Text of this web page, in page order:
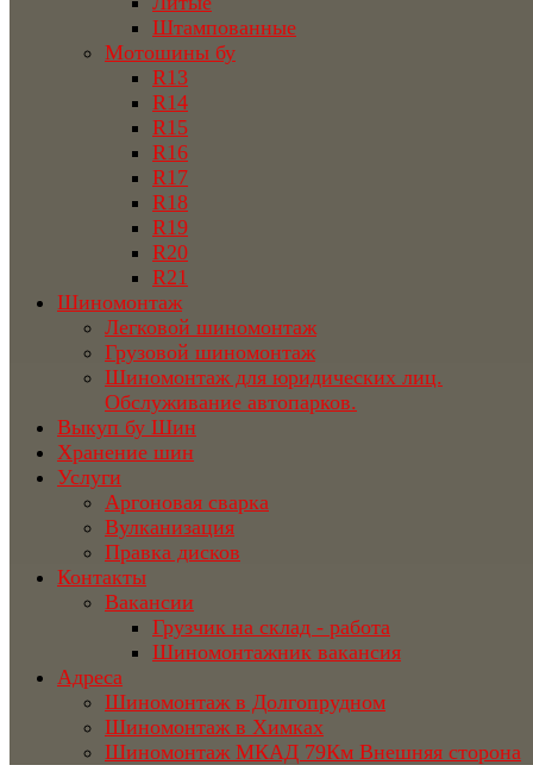
Штампованные
Мотошины бу
R13
R14
R15
R16
R17
R18
R19
R20
R21
Шиномонтаж
Легковой шиномонтаж
Грузовой шиномонтаж
Шиномонтаж для юридических лиц.
Обслуживание автопарков.
Выкуп бу Шин
Хранение шин
Услуги
Аргоновая сварка
Вулканизация
Правка дисков
Контакты
Вакансии
Грузчик на склад - работа
Шиномонтажник вакансия
Адреса
Шиномонтаж в Долгопрудном
Шиномонтаж в Химках
Шиномонтаж МКАД 79Км Внешняя сторона